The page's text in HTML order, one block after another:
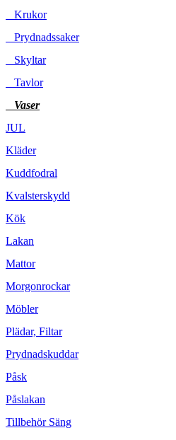
Krukor
Prydnadssaker
Skyltar
Tavlor
Vaser
JUL
Kläder
Kuddfodral
Kvalsterskydd
Kök
Lakan
Mattor
Morgonrockar
Möbler
Plädar, Filtar
Prydnadskuddar
Påsk
Påslakan
Tillbehör Säng